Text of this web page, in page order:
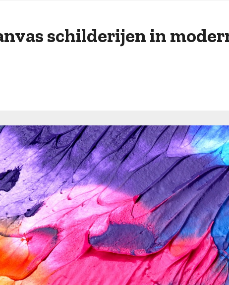
schilderijen in